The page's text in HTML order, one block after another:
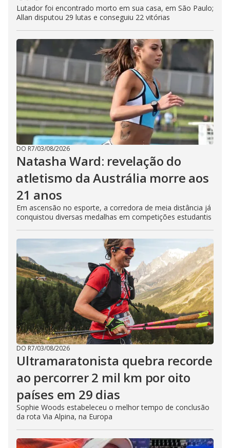
Lutador foi encontrado morto em sua casa, em São Paulo;
Allan disputou 29 lutas e conseguiu 22 vitórias
DO R7/03/08/2026
Natasha Ward: revelação do
atletismo da Austrália morre aos
21 anos
Em ascensão no esporte, a corredora de meia distância já
conquistou diversas medalhas em competições estudantis
DO R7/03/08/2026
Ultramaratonista quebra recorde
ao percorrer 2 mil km por oito
países em 29 dias
Sophie Woods estabeleceu o melhor tempo de conclusão
da rota Via Alpina, na Europa